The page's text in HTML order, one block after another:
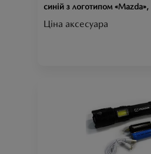
синій з логотипом «Mazda»,
Ціна аксесуара